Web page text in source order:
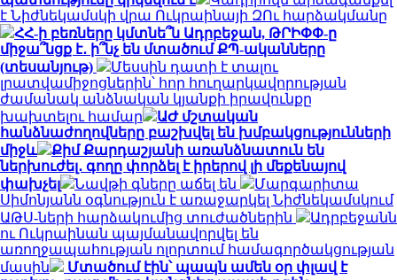
է Նիժնեկամսկի վրա Ուկրաինայի ԶՈւ հարձակմանը
ՀՀ-ի բեռները կմտնե՞ն Ադրբեջան, ԹՐԻՓՓ-ը
միջա՞նցք է․ ի՞նչ են մտածում ՔՊ-ականները
(տեսանյութ)
Մեսսին դատի է տալու
լրատվամիջոցներին՝ հոր հուղարկավորության
ժամանակ անձնական կյանքի իրավունքը
խախտելու համար
ԱԺ մշտական
հանձնաժողովները բաշխվել են խմբակցությունների
միջև
Քիմ Քարդաշյանի առանձնատուն են
ներխուժել․ գողը փորձել է իրերով լի մեքենայով
փախչել
Նավթի գները աճել են
Մարգարիտա
Սիմոնյանն օգնություն է առաջարկել Նիժնեկամսկում
ԱԹՍ-ների հարձակումից տուժածներին
Ադրբեջանն
ու Ուկրաինան պայմանավորվել են
առողջապահության ոլորտում համագործակցության
մասին
Մտածում էին՝ պապն ամեն օր փլավ է